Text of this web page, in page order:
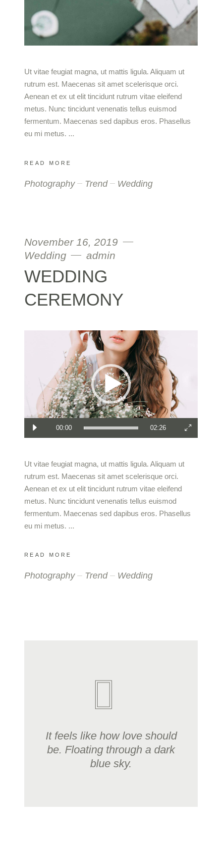
Ut vitae feugiat magna, ut mattis ligula. Aliquam ut
rutrum est. Maecenas sit amet scelerisque orci.
Aenean et ex ut elit tincidunt rutrum vitae eleifend
metus. Nunc tincidunt venenatis tellus euismod
fermentum. Maecenas sed dapibus eros. Phasellus
eu mi metus.
READ MORE
Photography Trend Wedding
November 16, 2019
Wedding
admin
WEDDING
CEREMONY
00:00 02:26
Ut vitae feugiat magna, ut mattis ligula. Aliquam ut
rutrum est. Maecenas sit amet scelerisque orci.
Aenean et ex ut elit tincidunt rutrum vitae eleifend
metus. Nunc tincidunt venenatis tellus euismod
fermentum. Maecenas sed dapibus eros. Phasellus
eu mi metus.
READ MORE
Photography Trend Wedding
It feels like how love should
be. Floating through a dark
blue sky.